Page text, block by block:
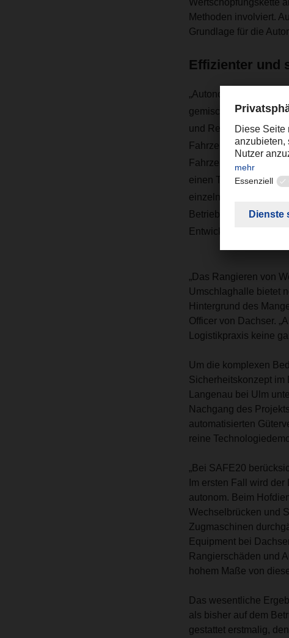
Wertschöpfungskette
Methoden involviert.
Grundlage für die
Effizienter und
„Autonome
gemischten Verkehr
und Rechnersysteme
Fahrzeuge in einem
Fahrzeugs eingesetzt
einen Teil dieser
einzelnen Fahrzeug
Betrieb in
Entwicklungsleiter der
„Das Rangieren von
Umschlaghalle bietet
Hintergrund des
Officer von Dachser.
Logistikpraxis keine
Um die komplexen
Sicherheitskonzept im
Langenau bei Ulm
Nachgang des
automatisierten
reine
„Bei SAFE20
Im ersten Fall wird
autonom. Beim
Wechselbrücken und
Zugmaschinen
Equipment bei
Rangierschäden und
hohem Maße von
Das wesentliche
als bisher auf dem
gestattet erstmalig,